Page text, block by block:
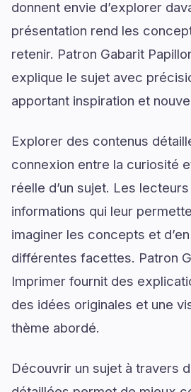
donnent envie d’explorer
présentation rend les
retenir. Patron Gabarit
explique le sujet avec
apportant inspiration et
Explorer des contenus
connexion entre la curiosité
réelle d’un sujet. Les
informations qui leur
imaginer les concepts et
différentes facettes. Patron
Imprimer fournit des
des idées originales et une
thème abordé.
Découvrir un sujet à travers